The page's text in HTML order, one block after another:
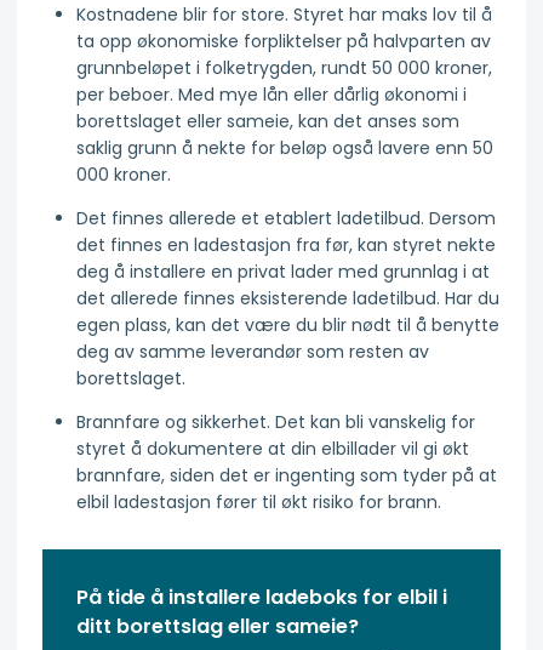
Kostnadene blir for store. Styret har maks lov til å
ta opp økonomiske forpliktelser på halvparten av
grunnbeløpet i folketrygden, rundt 50 000 kroner,
per beboer. Med mye lån eller dårlig økonomi i
borettslaget eller sameie, kan det anses som
saklig grunn å nekte for beløp også lavere enn 50
000 kroner.
Det finnes allerede et etablert ladetilbud. Dersom
det finnes en ladestasjon fra før, kan styret nekte
deg å installere en privat lader med grunnlag i at
det allerede finnes eksisterende ladetilbud. Har du
egen plass, kan det være du blir nødt til å benytte
deg av samme leverandør som resten av
borettslaget.
Brannfare og sikkerhet. Det kan bli vanskelig for
styret å dokumentere at din elbillader vil gi økt
brannfare, siden det er ingenting som tyder på at
elbil ladestasjon fører til økt risiko for brann.
På tide å installere ladeboks for elbil i
ditt borettslag eller sameie?